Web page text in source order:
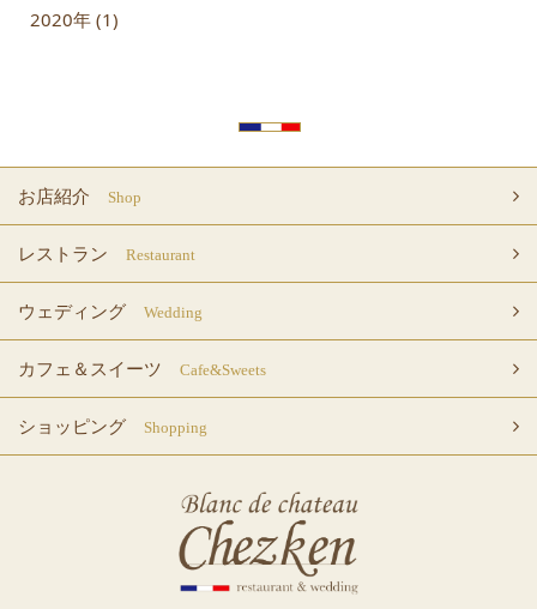
2020年 (1)
お店紹介 Shop
レストラン Restaurant
ウェディング Wedding
カフェ＆スイーツ Cafe&Sweets
ショッピング Shopping